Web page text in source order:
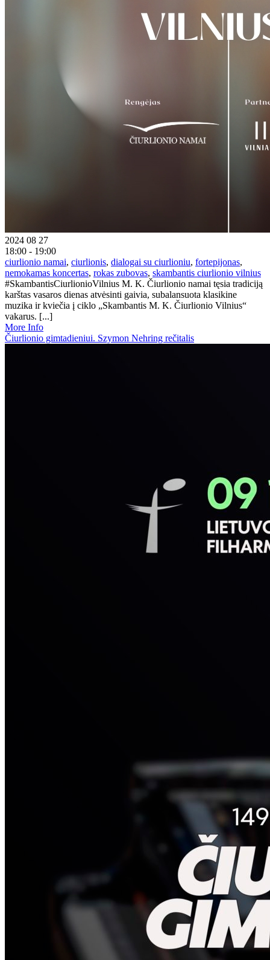
2024 08 27
18:00 - 19:00
ciurlionio namai, ciurlionis, dialogai su ciurlioniu, fortepijonas,
nemokamas koncertas, rokas zubovas, skambantis ciurlionio vilnius
#SkambantisCiurlionioVilnius M. K. Čiurlionio namai tęsia tradiciją
karštas vasaros dienas atvėsinti gaivia, subalansuota klasikine
muzika ir kviečia į ciklo „Skambantis M. K. Čiurlionio Vilnius“
vakarus. [...]
More Info
Čiurlionio gimtadieniui. Szymon Nehring rečitalis